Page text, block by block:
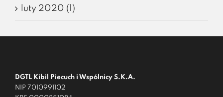
luty 2020 (1)
DGTL Kibil Piecuch i Wspólnicy S.K.A.
NIP 7010991102